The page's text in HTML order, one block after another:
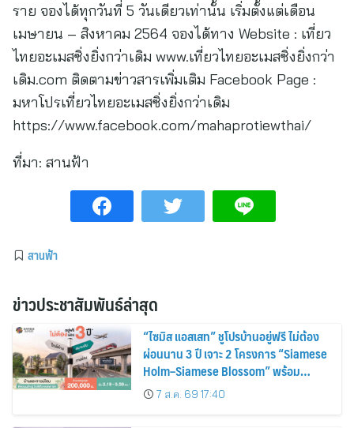
ราย จองได้ทุกวันที่ 5 วันเดียวเท่านั้น เริ่มตั้งแต่เดือน
เมษายน – สิงหาคม 2564 จองได้ทาง Website : เที่ยว
ไทยอะเมสซิ่งยิ่งกว่าเดิม www.เที่ยวไทยอะเมสซิ่งยิ่งกว่า
เดิม.com ติดตามข่าวสารเพิ่มเติม Facebook Page :
มหาโปรเที่ยวไทยอะเมสซิ่งยิ่งกว่าเดิม
https://www.facebook.com/mahaprotiewthai/
ที่มา: สานฟ้า
สานฟ้า
ข่าวประชาสัมพันธ์ล่าสุด
“ไซมิส แอสเสท” ชูโปรบ้านอยู่ฟรี ไม่ต้อง
ผ่อนนาน 3 ปี เจาะ 2 โครงการ “Siamese
Holm–Siamese Blossom” พร้อม
ส่วนลดและสิทธิพิเศษถึง 31 สิงหาคม
2569
7 ส.ค. 69 17:40